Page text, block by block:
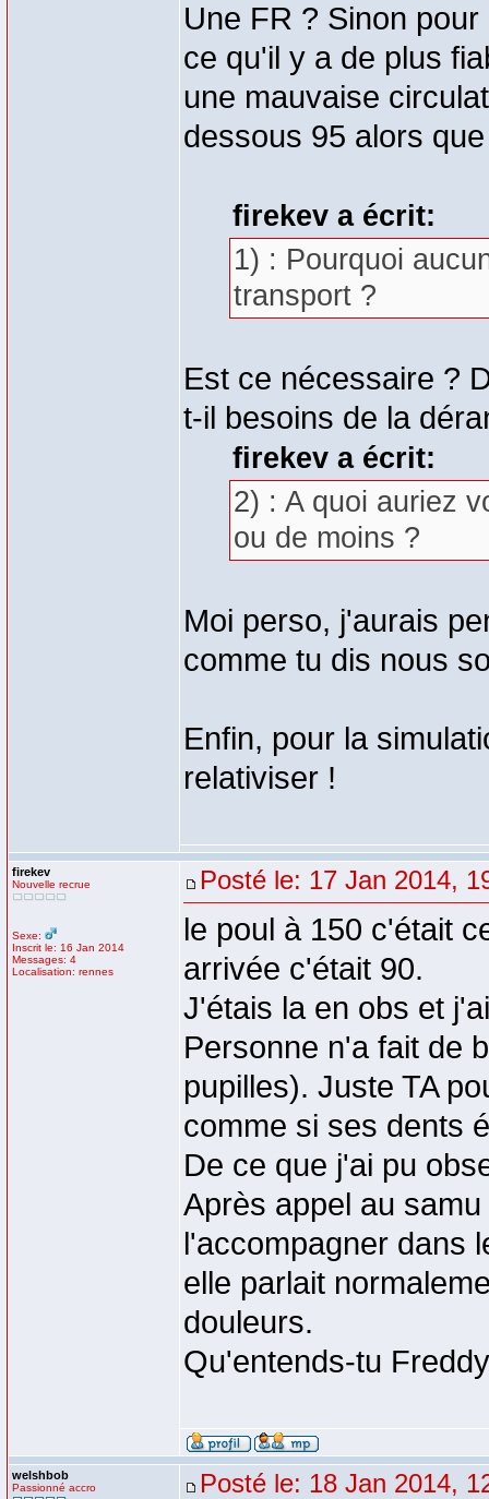
Une FR ? Sinon
ce qu'il y a de plus
une mauvaise
dessous 95 alors
firekev a écrit:
1) : Pourquoi
transport ?
Est ce nécessaire ?
t-il besoins de la
firekev a écrit:
2) : A quoi auriez
ou de moins ?
Moi perso, j'aurais
comme tu dis nous
Enfin, pour la
relativiser !
firekev
Nouvelle recrue
Sexe:
Inscrit le: 16 Jan 2014
Messages: 4
Localisation: rennes
Posté le: 17 Jan 2014,
le poul à 150 c'était
arrivée c'était 90.
J'étais la en obs et
Personne n'a fait de
pupilles). Juste TA
comme si ses dents
De ce que j'ai pu
Après appel au
l'accompagner dans
elle parlait
douleurs.
Qu'entends-tu
welshbob
Passionné accro Posté le: 18 Jan 2014,